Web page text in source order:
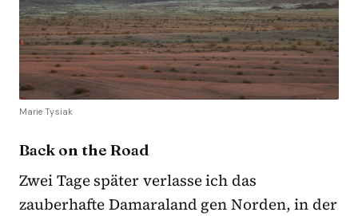
Marie Tysiak
Back on the Road
Zwei Tage später verlasse ich das
zauberhafte Damaraland gen Norden, in der